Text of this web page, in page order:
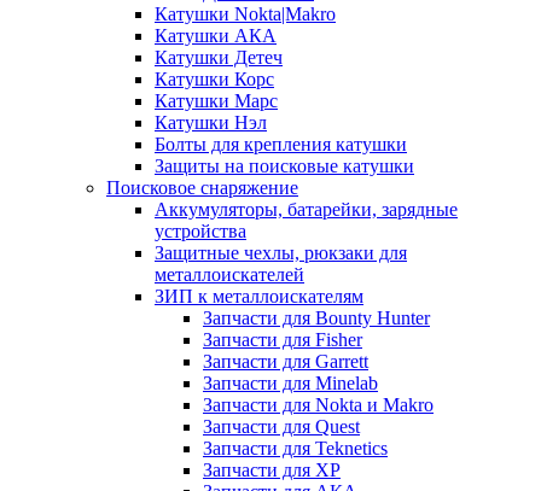
Катушки Nokta|Makro
Катушки АКА
Катушки Детеч
Катушки Корс
Катушки Марс
Катушки Нэл
Болты для крепления катушки
Защиты на поисковые катушки
Поисковое снаряжение
Аккумуляторы, батарейки, зарядные
устройства
Защитные чехлы, рюкзаки для
металлоискателей
ЗИП к металлоискателям
Запчасти для Bounty Hunter
Запчасти для Fisher
Запчасти для Garrett
Запчасти для Minelab
Запчасти для Nokta и Makro
Запчасти для Quest
Запчасти для Teknetics
Запчасти для XP